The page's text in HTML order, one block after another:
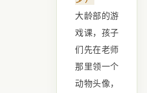
大龄部的游
戏课，孩子
们先在老师
那里领一个
动物头像，